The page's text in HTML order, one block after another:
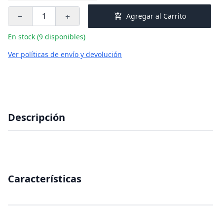
remove add add_shopping_cart Agregar al Carrito
En stock (9 disponibles)
Ver políticas de envío y devolución
Descripción
Características